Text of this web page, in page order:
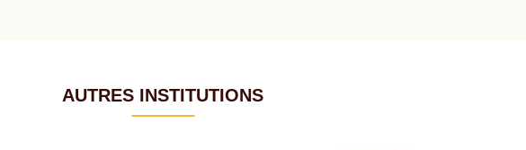
AUTRES INSTITUTIONS